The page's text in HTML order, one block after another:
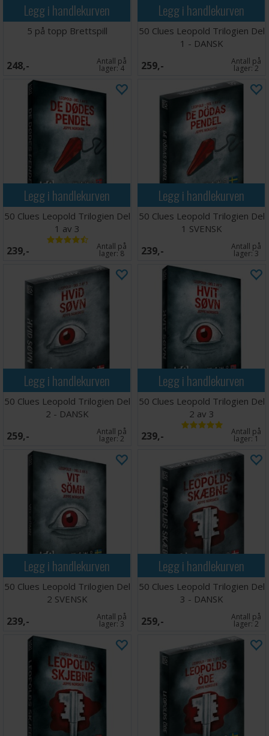
Legg i handlekurven
5 på topp Brettspill
248,- Antall på
lager:4
Legg i handlekurven
50 Clues Leopold Trilogien Del
1 - DANSK
259,- Antall på
lager:2
Legg i handlekurven
50 Clues Leopold Trilogien Del
1 av 3
239,- Antall på
lager:8
Legg i handlekurven
50 Clues Leopold Trilogien Del
1 SVENSK
239,- Antall på
lager:3
Legg i handlekurven
50 Clues Leopold Trilogien Del
2 - DANSK
259,- Antall på
lager:2
Legg i handlekurven
50 Clues Leopold Trilogien Del
2 av 3
239,- Antall på
lager:1
Legg i handlekurven
50 Clues Leopold Trilogien Del
2 SVENSK
239,- Antall på
lager:3
Legg i handlekurven
50 Clues Leopold Trilogien Del
3 - DANSK
259,- Antall på
lager:2